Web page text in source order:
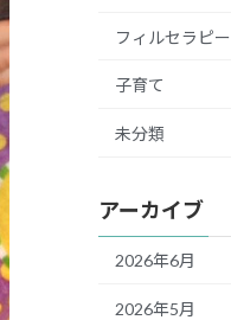
フィルセラピー
子育て
未分類
アーカイブ
2026年6月
2026年5月